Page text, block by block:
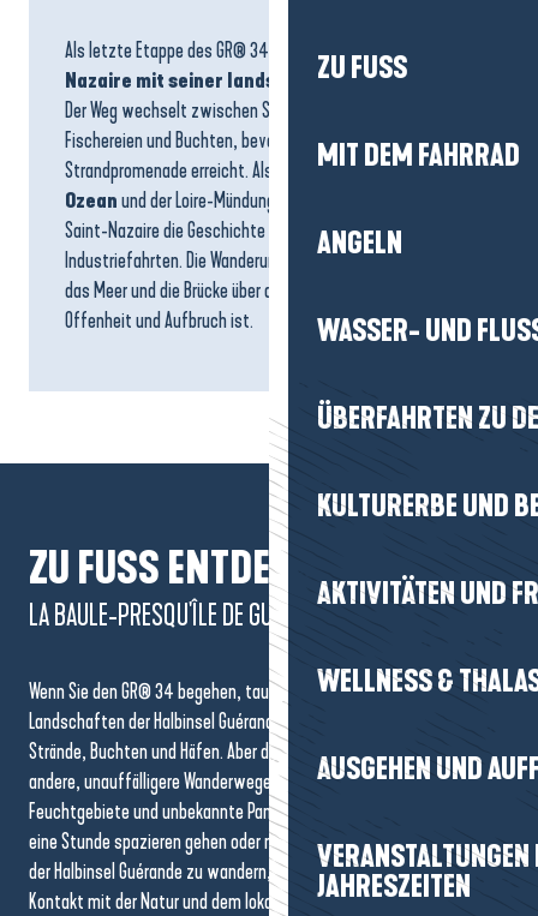
ZU FUSS
MIT DEM FAHRRAD
ANGELN
WASSER- UND
ÜBERFAHRTEN ZU
KULTURERBE UND
AKTIVITÄTEN UND
WELLNESS &
AUSGEHEN UND
JAHRESZEITEN
Als letzte Etappe des GR® 34
überrascht Saint-
Nazaire mit seiner landschaftlichen Vielfalt.
Der Weg wechselt zwischen Stränden, bewaldeten Klippen,
Fischereien und Buchten, bevor er die städtische
Strandpromenade erreicht. Als
Hafenstadt, die dem
Ozeanund der Loire-Mündung
Saint-Nazaire die Geschichte der großen See- und
Industriefahrten. Die Wanderung endet hier, mit Blick auf
das Meer und die Brücke über die Loire, die ein Symbol für
Offenheit und Aufbruch ist.
ZU FUSS ENTDECKEN
LA BAULE-PRESQU'ÎLE DE GUÉRANDE
Wenn Sie den GR® 34 begehen, tauchen Sie in die vielfältigen
Landschaften der Halbinsel Guérande ein: Klippen, Salzgärten,
Strände, Buchten und Häfen. Aber das Gebiet birgt auch zahlreiche
andere, unauffälligere Wanderwege, auf denen man Dörfer, Wälder,
Feuchtgebiete und unbekannte Panoramen entdecken kann. Ob Sie nur
eine Stunde spazieren gehen oder mehrere Tage unterwegs sind, auf
der Halbinsel Guérande zu wandern, bietet Ihnen einen echten
Kontakt mit der Natur und dem lokalen Kulturerbe. Ziehen Sie Ihre